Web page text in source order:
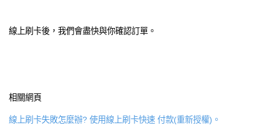
線上刷卡後，我們會盡快與你確認訂單。
相關網頁
線上刷卡失敗怎麼辦? 使用線上刷卡快速 付款(重新授權)。